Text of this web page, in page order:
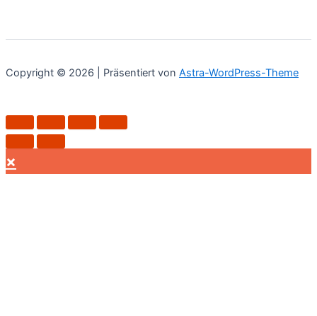
Copyright © 2026 | Präsentiert von Astra-WordPress-Theme
×